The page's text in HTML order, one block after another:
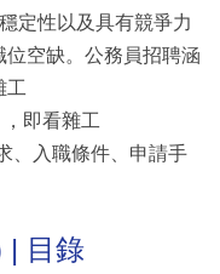
定性以及具有競爭力
空缺。公務員招聘涵
工
即看雜工
、入職條件、申請手
| 目錄